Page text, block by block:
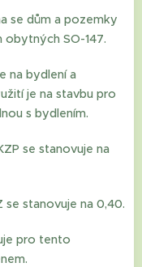
se dům a pozemky
obytných SO-147.
na bydlení a
je na stavbu pro
s bydlením.
se stanovuje na
stanovuje na 0,40.
pro tento